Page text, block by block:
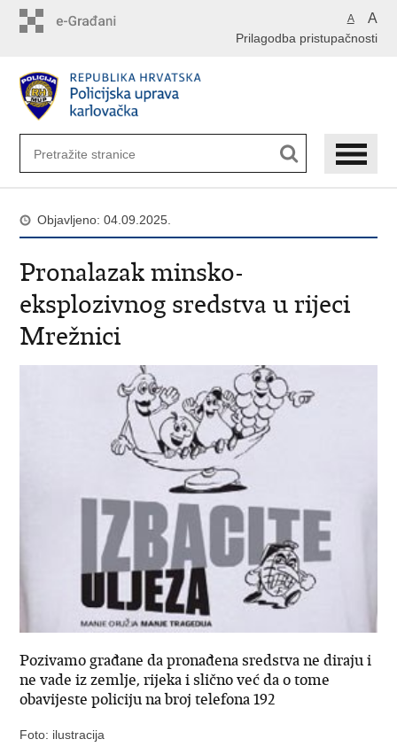
A A
Prilagodba pristupačnosti
Objavljeno: 04.09.2025.
Pronalazak minsko-
eksplozivnog sredstva u rijeci
Mrežnici
Pozivamo građane da pronađena sredstva ne diraju i
ne vade iz zemlje, rijeka i slično već da o tome
obavijeste policiju na broj telefona 192
Foto: ilustracija